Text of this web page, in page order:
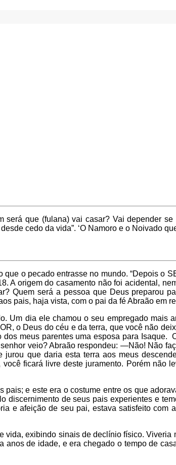
será que (fulana) vai casar? Vai depender
cedo da vida”. ‘O Namoro e o Noivado
o pecado entrasse no mundo. “Depois o
A origem do casamento não foi acidental,
Quem será a pessoa que Deus preparou
pais, haja vista, com o pai da fé Abraão em
Um dia ele chamou o seu empregado
o Deus do céu e da terra, que você não
meus parentes uma esposa para
veio? Abraão respondeu: —Não! Não
que daria esta terra aos meus
ficará livre deste juramento. Porém não
e este era o costume entre os que
de seus pais experientes e
e afeição de seu pai, estava satisfeito com
exibindo sinais de declínio físico.
de idade, e era chegado o tempo de